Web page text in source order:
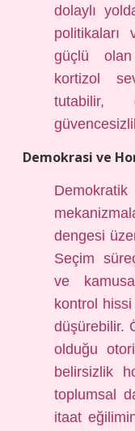
dolaylı
politikaları
güçlü
kortizol
tutabilir,
Demokrasi ve
dengesi
Seçim
ve
kontrol hissi
düşürebilir.
olduğu
belirsizlik
toplumsal
itaat